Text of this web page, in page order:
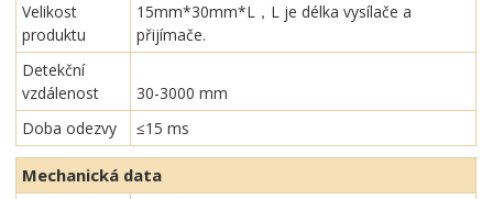
Velikost
produktu
15mm*30mm*L，L je délka vysílače a
přijímače.
Detekční
vzdálenost
30-3000 mm
Doba odezvy
≤15 ms
Mechanická data